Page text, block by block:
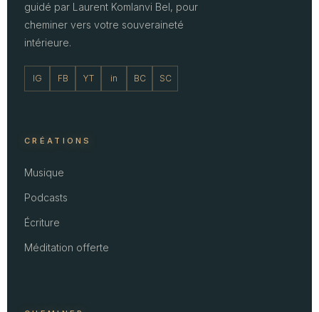
guidé par Laurent Komlanvi Bel, pour
cheminer vers votre souveraineté
intérieure.
IG FB YT in BC SC
CRÉATIONS
Musique
Podcasts
Écriture
Méditation offerte